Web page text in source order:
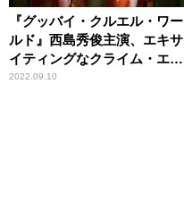
『グッバイ・クルエル・ワー
ルド』西島秀俊主演、エキサ
イティングなクライム・エン
ターテインメント
2022.09.10